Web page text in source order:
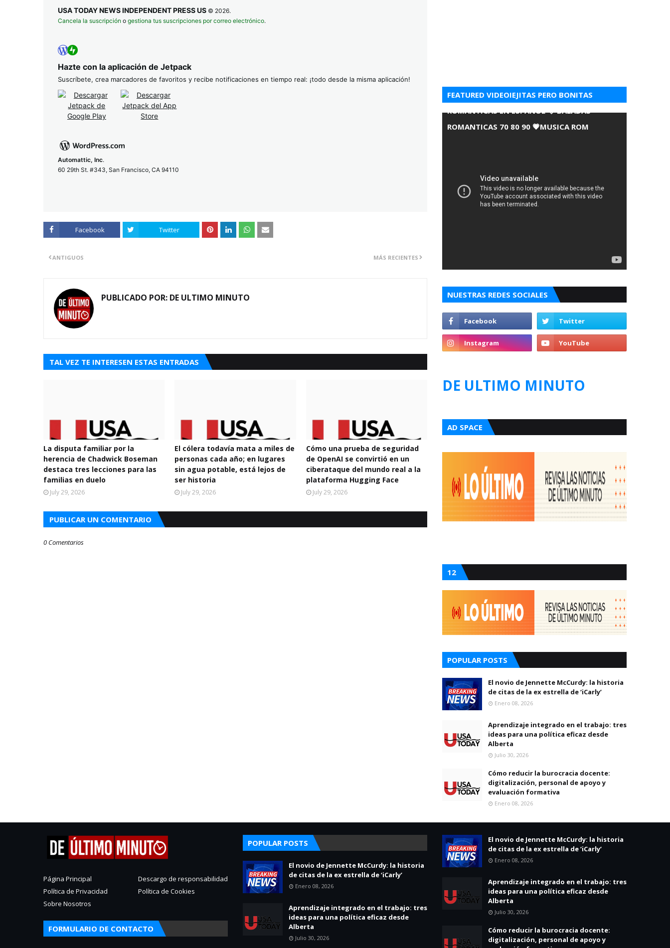
USA TODAY NEWS INDEPENDENT PRESS US © 2026.
Cancela la suscripción o gestiona tus suscripciones por correo electrónico.
Hazte con la aplicación de Jetpack
Suscríbete, crea marcadores de favoritos y recibe notificaciones en tiempo real: ¡todo desde la misma aplicación!
Automattic, Inc.
60 29th St. #343, San Francisco, CA 94110
Facebook Twitter
MÁS RECIENTES
ANTIGUOS
PUBLICADO POR: DE ULTIMO MINUTO
TAL VEZ TE INTERESEN ESTAS ENTRADAS
La disputa familiar por la
herencia de Chadwick Boseman
destaca tres lecciones para las
familias en duelo
July 29, 2026
El cólera todavía mata a miles de
personas cada año; en lugares
sin agua potable, está lejos de
ser historia
July 29, 2026
Cómo una prueba de seguridad
de OpenAI se convirtió en un
ciberataque del mundo real a la
plataforma Hugging Face
July 29, 2026
PUBLICAR UN COMENTARIO
0 Comentarios
FEATURED VIDEOIEJITAS PERO BONITAS
ROMANTICAS EN ESPANOL 💘 BALADAS
ROMANTICAS 70 80 90 💗MUSICA ROM
NUESTRAS REDES SOCIALES
DE ULTIMO MINUTO
AD SPACE
12
POPULAR POSTS
El novio de Jennette McCurdy: la historia
de citas de la ex estrella de ‘iCarly’
Enero 08, 2026
Aprendizaje integrado en el trabajo: tres
ideas para una política eficaz desde
Alberta
Julio 30, 2026
Cómo reducir la burocracia docente:
digitalización, personal de apoyo y
evaluación formativa
Enero 08, 2026
Página Principal
Descargo de responsabilidad
Política de Privacidad
Política de Cookies
Sobre Nosotros
FORMULARIO DE CONTACTO
POPULAR POSTS
El novio de Jennette McCurdy: la historia
de citas de la ex estrella de ‘iCarly’
Enero 08, 2026
Aprendizaje integrado en el trabajo: tres
ideas para una política eficaz desde
Alberta
Julio 30, 2026
El novio de Jennette McCurdy: la historia
de citas de la ex estrella de ‘iCarly’
Enero 08, 2026
Aprendizaje integrado en el trabajo: tres
ideas para una política eficaz desde
Alberta
Julio 30, 2026
Cómo reducir la burocracia docente:
digitalización, personal de apoyo y